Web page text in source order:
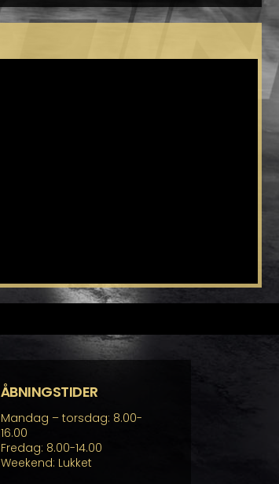
ÅBNINGSTIDER
Mandag – torsdag: 8.00-
16.00
Fredag: 8.00-14.00
Weekend: Lukket